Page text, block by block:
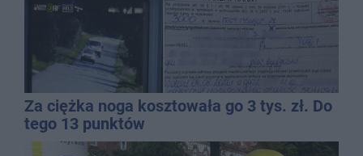
Za ciężka noga kosztowała go 3 tys. zł. Do
tego 13 punktów